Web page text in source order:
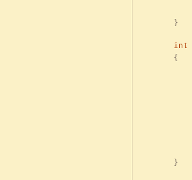
	}
	int
	{
	}